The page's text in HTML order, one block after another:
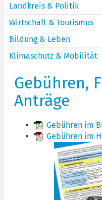
Landkreis & Politik
Wirtschaft & Tourismus
Bildung & Leben
Klimaschutz & Mobilität
Gebühren,
Anträge
Gebühren im
Gebühren im